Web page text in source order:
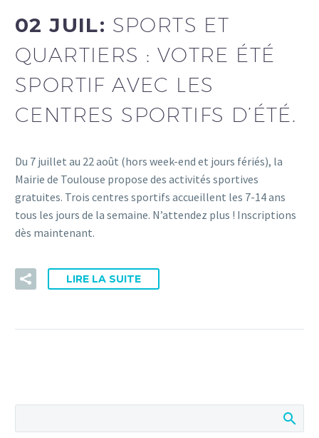
02 JUIL: SPORTS ET
QUARTIERS : VOTRE ÉTÉ
SPORTIF AVEC LES
CENTRES SPORTIFS D’ÉTÉ.
Du 7 juillet au 22 août (hors week-end et jours fériés), la
Mairie de Toulouse propose des activités sportives
gratuites. Trois centres sportifs accueillent les 7-14 ans
tous les jours de la semaine. N’attendez plus ! Inscriptions
dès maintenant.
LIRE LA SUITE